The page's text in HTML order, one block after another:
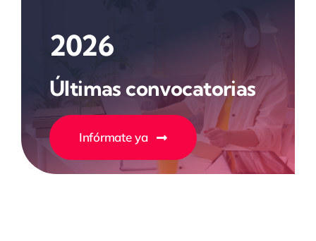
2026
Últimas convocatorias
Infórmate ya